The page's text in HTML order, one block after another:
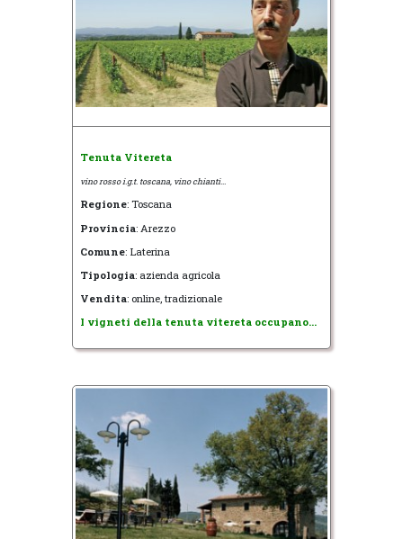
Tenuta Vitereta
vino rosso i.g.t. toscana, vino chianti...
Regione: Toscana
Provincia: Arezzo
Comune: Laterina
Tipologia: azienda agricola
Vendita: online, tradizionale
I vigneti della tenuta vitereta occupano...